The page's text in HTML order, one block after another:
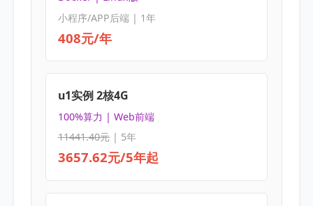
小程序/APP后端 | 1年
408元/年
u1实例 2核4G
100%算力 | Web前端
11441.40元| 5年
3657.62元/5年起